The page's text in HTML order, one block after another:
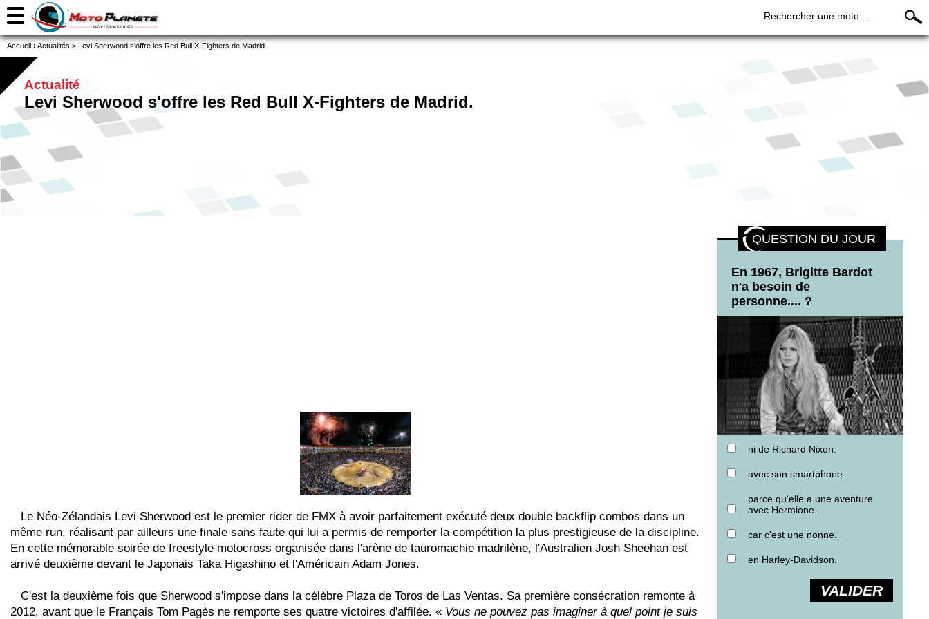
Rechercher une moto ...
Accueil ›Actualités > Levi Sherwood s'offre les Red Bull X-Fighters de Madrid.
Actualité
Levi Sherwood s'offre les Red Bull X-Fighters de Madrid.
Le Néo-Zélandais Levi Sherwood est le premier rider de FMX à avoir parfaitement exécuté deux double backflip combos dans un
même run, réalisant par ailleurs une finale sans faute qui lui a permis de remporter la compétition la plus prestigieuse de la discipline.
En cette mémorable soirée de freestyle motocross organisée dans l'arène de tauromachie madrilène, l'Australien Josh Sheehan est
arrivé deuxième devant le Japonais Taka Higashino et l'Américain Adam Jones.
C'est la deuxième fois que Sherwood s'impose dans la célèbre Plaza de Toros de Las Ventas. Sa première consécration remonte à
2012, avant que le Français Tom Pagès ne remporte ses quatre victoires d'affilée. « Vous ne pouvez pas imaginer à quel point je suis
QUESTION DU JOUR
En 1967, Brigitte Bardot
n'a besoin de
personne.... ?
ni de Richard Nixon.
avec son smartphone.
parce qu'elle a une aventure
avec Hermione.
car c'est une nonne.
en Harley-Davidson.
VALIDER